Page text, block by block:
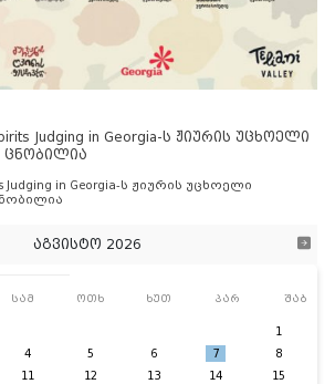
Judging in Georgia-ს ჟიურის უცხოელი
ცნობილია
Judging in Georgia-ს ჟიურის უცხოელი
აგვისტო 2026
სამ ოთხ ხუთ პარ შაბ
1
4 5 6 7
8
11 12 13 14
15